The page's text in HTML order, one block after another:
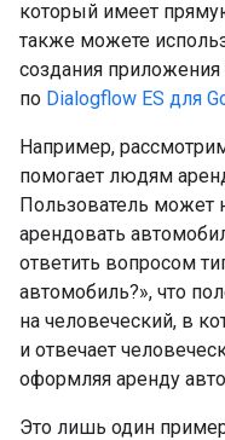
который имеет
также можете
создания приложения
по Dialogflow ES для
Например,
помогает людям
Пользователь может
арендовать
ответить вопросом
автомобиль?», что
на человеческий, в
и отвечает
оформляя аренду
Это лишь один